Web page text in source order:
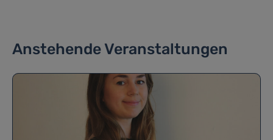
Anstehende Veranstaltungen